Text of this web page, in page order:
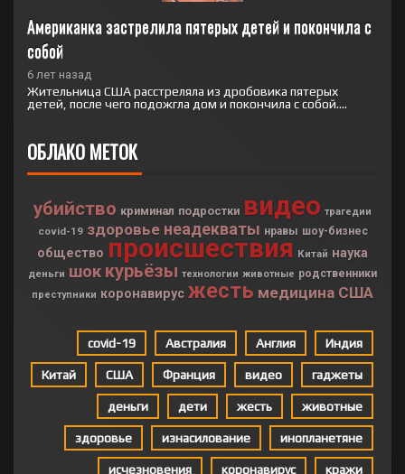
Американка застрелила пятерых детей и покончила с
собой
6 лет назад
Жительница США расстреляла из дробовика пятерых
детей, после чего подожгла дом и покончила с собой....
ОБЛАКО МЕТОК
убийство криминал подростки видео трагедии
covid-19 здоровье неадекваты нравы шоу-бизнес
общество происшествия Китай наука
деньги шок курьёзы технологии животные родственники
преступники коронавирус жесть медицина США
covid-19 Австралия Англия Индия
Китай США Франция видео гаджеты
деньги дети жесть животные
здоровье изнасилование инопланетяне
исчезновения коронавирус кражи